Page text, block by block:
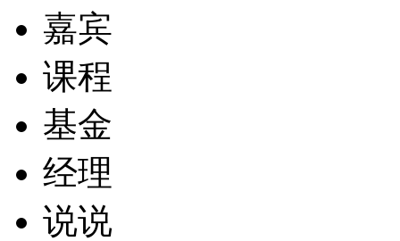
嘉宾
课程
基金
经理
说说